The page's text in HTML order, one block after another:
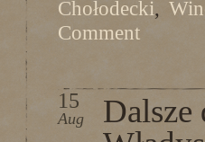
Chołodecki,
Comment
15
Aug